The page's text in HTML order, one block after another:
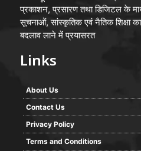
प्रकाशन, प्रसारण तथा डिजिटल के
सूचनाओं, सांस्कृतिक एवं नैतिक शिक्षा
बदलाव लाने में प्रयासरत
Links
About Us
Contact Us
Privacy Policy
Terms and Conditions